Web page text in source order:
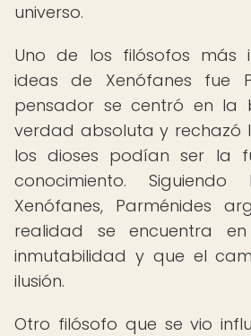
universo.
Uno de los filósofos más
ideas de Xenófanes fue
pensador se centró en la
verdad absoluta y rechazó
los dioses podían ser la
conocimiento.
Xenófanes, Parménides
realidad se encuentra
inmutabilidad y que el
ilusión.
Otro filósofo que se vio